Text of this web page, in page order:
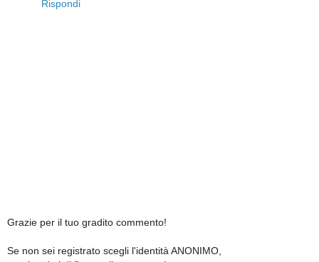
Rispondi
Grazie per il tuo gradito commento!
Se non sei registrato scegli l'identità ANONIMO,